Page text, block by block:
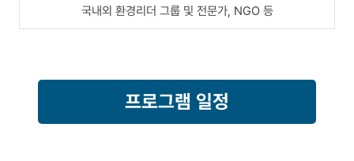
국내외 환경리더 그룹 및 전문가, NGO 등
프로그램 일정